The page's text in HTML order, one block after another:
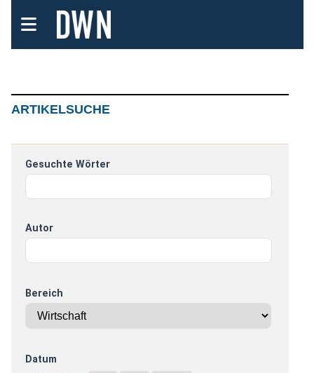
ARTIKELSUCHE
Gesuchte Wörter
Autor
Bereich
Datum